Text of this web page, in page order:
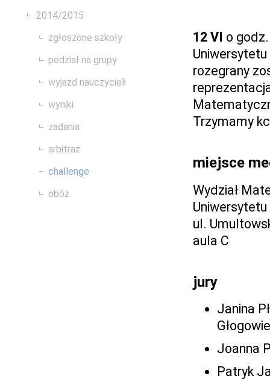
2014/2015
zgłoszone szkoły
podział na grupy
wyjazd nauczycieli
wyniki
zadania
arbitraż
challenge
obóz
12 VI o
rozegrany
Trzymamy
miejsce
Wydział
ul.
aula C
jury
Janina
Głogowie
Joanna
Patryk